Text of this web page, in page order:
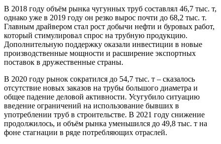
В 2018 году объём рынка чугунных труб составлял 46,7 тыс. т,
однако уже в 2019 году он резко вырос почти до 68,2 тыс. т.
Главным драйвером стал рост добычи нефти и буровых работ,
который стимулировал спрос на трубную продукцию.
Дополнительную поддержку оказали инвестиции в новые
производственные мощности и расширение экспортных
поставок в дружественные страны.
В 2020 году рынок сократился до 54,7 тыс. т – сказалось
отсутствие новых заказов на трубы большого диаметра и
общее падение деловой активности. Усугубило ситуацию
введение ограничений на использование бывших в
употреблении труб в строительстве. В 2021 году снижение
продолжилось, и объём рынка уменьшился до 49,8 тыс. т на
фоне стагнации в ряде потребляющих отраслей.